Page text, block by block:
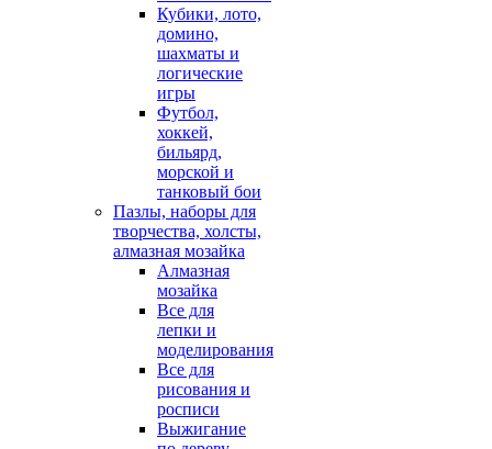
Кубики, лото,
домино,
шахматы и
логические
игры
Футбол,
хоккей,
бильярд,
морской и
танковый бои
Пазлы, наборы для
творчества, холсты,
алмазная мозайка
Алмазная
мозайка
Все для
лепки и
моделирования
Все для
рисования и
росписи
Выжигание